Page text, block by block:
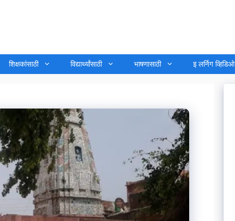
शिक्षकांसाठी विद्यार्थ्यांसाठी भाषणासाठी इ लर्निग व्हिडिओ